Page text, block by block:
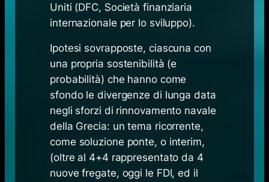
Uniti (DFC, Società finanziaria
internazionale per lo sviluppo).
Ipotesi sovrapposte, ciascuna con
una propria sostenibilità (e
probabilità) che hanno come
sfondo le divergenze di lunga data
negli sforzi di rinnovamento navale
della Grecia: un tema ricorrente,
come soluzione ponte, o interim,
(oltre al 4+4 rappresentato da 4
nuove fregate, oggi le FDI, ed il